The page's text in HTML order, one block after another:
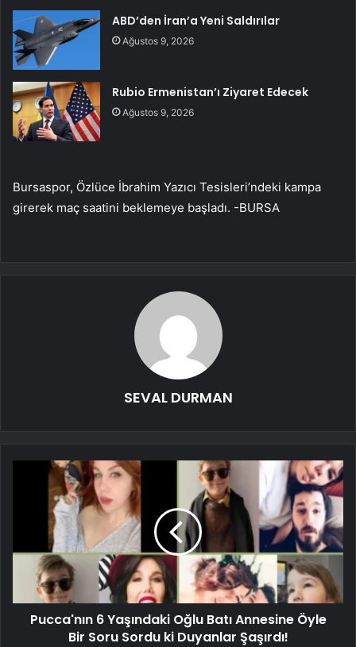
ABD’den İran’a Yeni Saldırılar
Ağustos 9, 2026
Rubio Ermenistan’ı Ziyaret Edecek
Ağustos 9, 2026
Bursaspor, Özlüce İbrahim Yazıcı Tesisleri’ndeki kampa
girerek maç saatini beklemeye başladı. -BURSA
SEVAL DURMAN
Pucca'nın 6 Yaşındaki Oğlu Batı Annesine Öyle
Bir Soru Sordu ki Duyanlar Şaşırdı!